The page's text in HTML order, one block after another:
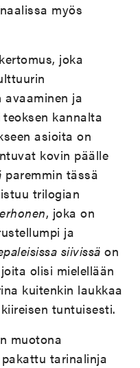
myös
joka
ja
kannalta
asioita on
kovin päälle
paremmin tässä
trilogian
, joka on
ja
siivissä on
olisi mielellään
kuitenkin laukkaa
tuntuisesti.
muotona
tarinalinja